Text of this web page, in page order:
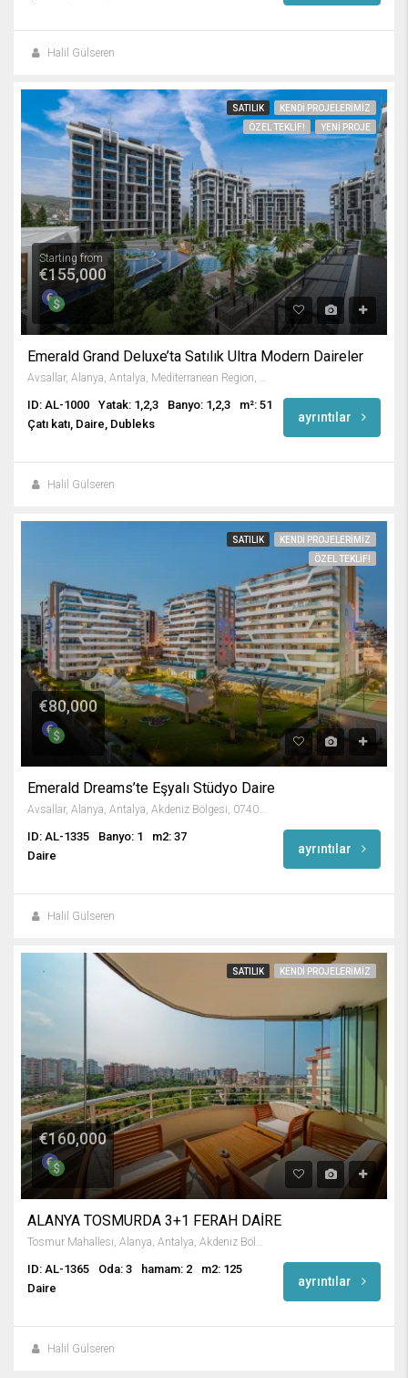
Halil Gülseren
SATILIK
KENDI PROJELERIMIZ
ÖZEL TEKLIF!
YENI PROJE
Starting from
€155,000
Emerald Grand Deluxe’ta Satılık Ultra Modern Daireler
Avsallar, Alanya, Antalya, Mediterranean Region, Turkey
ID: AL-1000 Yatak: 1,2,3 Banyo: 1,2,3
m²: 51
Çatı katı, Daire, Dubleks
ayrıntılar
Halil Gülseren
SATILIK
KENDI PROJELERIMIZ
ÖZEL TEKLIF!
€80,000
Emerald Dreams’te Eşyalı Stüdyo Daire
Avsallar, Alanya, Antalya, Akdeniz Bölgesi, 07407, Türkiye
ID: AL-1335 Banyo: 1
m2: 37
Daire
ayrıntılar
Halil Gülseren
SATILIK KENDI PROJELERIMIZ
€160,000
ALANYA TOSMURDA 3+1 FERAH DAİRE
ID: AL-1365 Oda: 3 hamam: 2
m2: 125
Daire
ayrıntılar
Halil Gülseren